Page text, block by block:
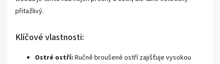
přitažlivý.
Klíčové vlastnosti:
Ostré ostří: Ručně broušené ostří zajišťuje vysokou